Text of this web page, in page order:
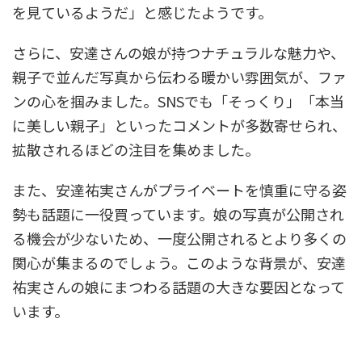
を見ているようだ」と感じたようです。
さらに、安達さんの娘が持つナチュラルな魅力や、
親子で並んだ写真から伝わる暖かい雰囲気が、ファ
ンの心を掴みました。SNSでも「そっくり」「本当
に美しい親子」といったコメントが多数寄せられ、
拡散されるほどの注目を集めました。
また、安達祐実さんがプライベートを慎重に守る姿
勢も話題に一役買っています。娘の写真が公開され
る機会が少ないため、一度公開されるとより多くの
関心が集まるのでしょう。このような背景が、安達
祐実さんの娘にまつわる話題の大きな要因となって
います。